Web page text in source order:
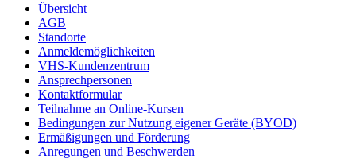
Übersicht
AGB
Standorte
Anmeldemöglichkeiten
VHS-Kundenzentrum
Ansprechpersonen
Kontaktformular
Teilnahme an Online-Kursen
Bedingungen zur Nutzung eigener Geräte (BYOD)
Ermäßigungen und Förderung
Anregungen und Beschwerden